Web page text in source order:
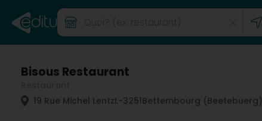
Bisous Restaurant
19 Rue Michel LentzL-3251Bettembourg (Beetebuerg)